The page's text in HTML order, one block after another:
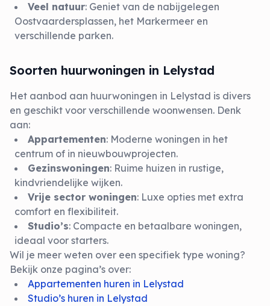
Veel natuur: Geniet van de nabijgelegen
Oostvaardersplassen, het Markermeer en
verschillende parken.
Soorten huurwoningen in Lelystad
Het aanbod aan huurwoningen in Lelystad is divers
en geschikt voor verschillende woonwensen. Denk
aan:
Appartementen: Moderne woningen in het
centrum of in nieuwbouwprojecten.
Gezinswoningen: Ruime huizen in rustige,
kindvriendelijke wijken.
Vrije sector woningen: Luxe opties met extra
comfort en flexibiliteit.
Studio’s: Compacte en betaalbare woningen,
ideaal voor starters.
Wil je meer weten over een specifiek type woning?
Bekijk onze pagina’s over:
Appartementen huren in Lelystad
Studio’s huren in Lelystad